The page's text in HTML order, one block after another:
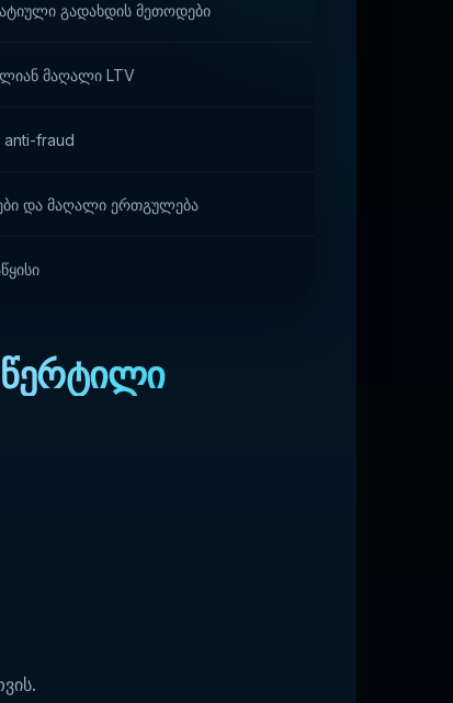
გადახდის მეთოდები
მაღალი LTV
fraud
და მაღალი ერთგულება
წერტილი